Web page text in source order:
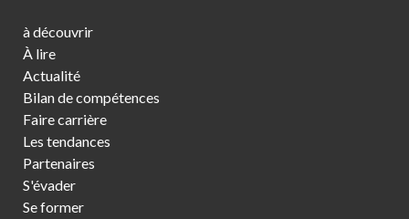
à découvrir
À lire
Actualité
Bilan de compétences
Faire carrière
Les tendances
Partenaires
S'évader
Se former